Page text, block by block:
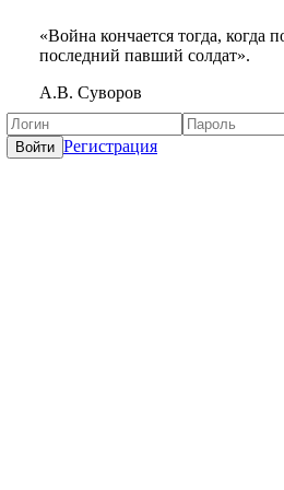
«Война кончается тогда, когда
последний павший солдат».
А.В. Суворов
Регистрация